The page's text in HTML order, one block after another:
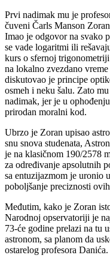
Prvi nadimak mu je
čuveni Čarls Manson
Imao je odgovor na svako
se vade logaritmi ili
kurs o sfernoj
na lokalno zvezdano
diskutovao je principe
osmeh i neku šalu. Zato
nadimak, jer je u
prirodan moralni kod.
Ubrzo je Zoran upisao
snu snova studenata,
je na klasičnom 190/2578
za određivanje apsolutnih
sa entuzijazmom je uronio
poboljšanje preciznosti
Međutim, kako je Zoran
Narodnoj opservatoriji je
73-će godine prelazi na tu
astronom, sa planom da
ostarelog profesora Danića.